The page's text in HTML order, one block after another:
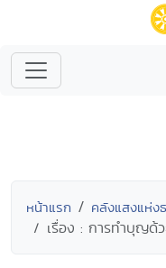
หน้าแรก คลังแสงแห่ง
เรื่อง : การทำบุญด้